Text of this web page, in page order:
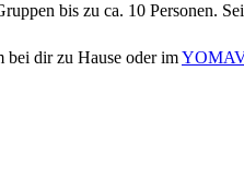
bis zu ca. 10 Personen.
bei dir zu Hause oder im